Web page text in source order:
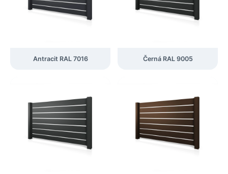
Antracit RAL 7016 Černá RAL 9005